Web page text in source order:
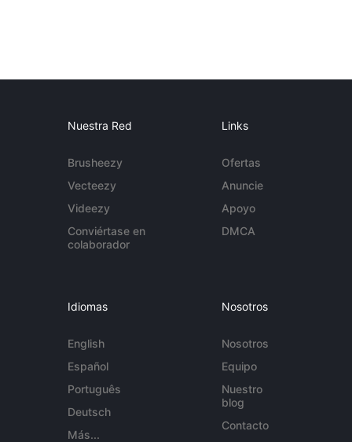
Nuestra Red
Brusheezy
Vecteezy
Videezy
Conviértase en
colaborador
Links
Ofertas
Anuncie
Apoyo
DMCA
Idiomas
English
Español
Português
Deutsch
Más...
Nosotros
Nosotros
Equipo
Nuestro
blog
Contacto